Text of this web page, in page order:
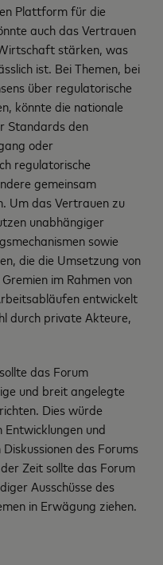
Plattform für die
auch das Vertrauen
stärken, was
ist. Bei Themen, bei
über regulatorische
könnte die nationale
Standards den
oder
regulatorische
gemeinsam
Um das Vertrauen zu
unabhängiger
sowie
die die Umsetzung von
im Rahmen von
entwickelt
durch private Akteure,
das Forum
und breit angelegte
Dies würde
Entwicklungen und
des Forums
Zeit sollte das Forum
Ausschüsse des
in Erwägung ziehen.